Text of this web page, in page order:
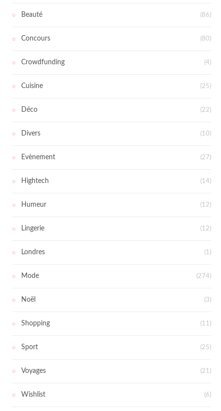
Beauté (86)
Concours (80)
Crowdfunding (4)
Cuisine (25)
Déco (22)
Divers (10)
Evènement (27)
Hightech (14)
Humeur (12)
Lingerie (12)
Londres (1)
Mode (274)
Noël (3)
Shopping (11)
Sport (25)
Voyages (21)
Wishlist (6)